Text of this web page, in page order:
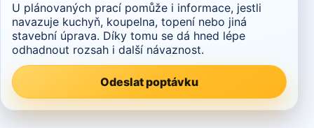
U plánovaných prací pomůže i informace, jestli
navazuje kuchyň, koupelna, topení nebo jiná
stavební úprava. Díky tomu se dá hned lépe
odhadnout rozsah i další návaznost.
Odeslat poptávku